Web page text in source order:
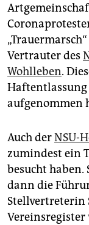
Vertrauter des
Wohlleben.
Haftentlassung
aufgenommen
Auch derNSU-
zumindest ein
besucht haben.
dann die
Stellvertreterin
Vereinsregister